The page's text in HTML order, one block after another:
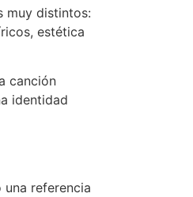
muy distintos:
estética
canción
identidad
referencia